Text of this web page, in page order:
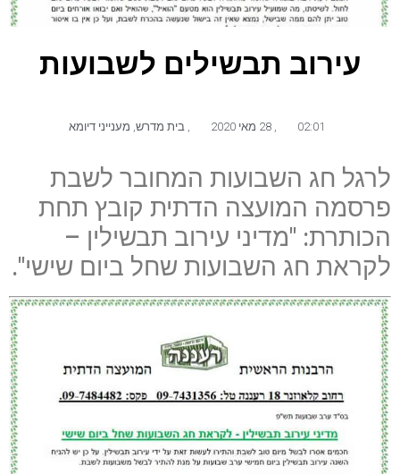
עירוב תבשילים לשבועות
02:01 28 מאי 2020 בית מדרש מענייני דיומא
לרגל חג השבועות המחובר לשבת
פרסמה המועצה הדתית קובץ תחת
הכותרת: "מדיני עירוב תבשילין –
לקראת חג השבועות שחל ביום שישי".